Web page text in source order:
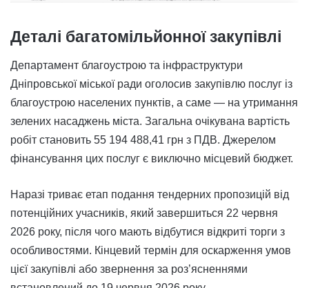
Деталі багатомільйонної закупівлі
Департамент благоустрою та інфраструктури
Дніпровської міської ради оголосив закупівлю послуг із
благоустрою населених пунктів, а саме — на утримання
зелених насаджень міста. Загальна очікувана вартість
робіт становить 55 194 488,41 грн з ПДВ. Джерелом
фінансування цих послуг є виключно місцевий бюджет.
Наразі триває етап подання тендерних пропозицій від
потенційних учасників, який завершиться 22 червня
2026 року, після чого мають відбутися відкриті торги з
особливостями. Кінцевий термін для оскарження умов
цієї закупівлі або звернення за роз’ясненнями